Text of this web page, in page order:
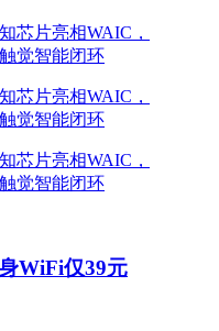
WiFi仅39元